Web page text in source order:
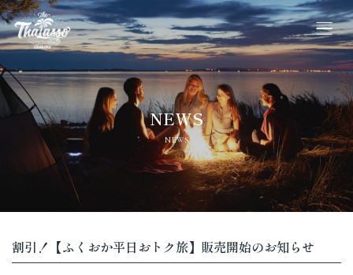
ホーム
料金・Webご予約
施設案内
宿泊約款
NEWS
NEWS
割引！【ふくおか平日おトク旅】販売開始のお知らせ